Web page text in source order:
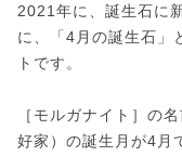
2021年に、誕生石に
に、「4月の誕生石」
トです。
［モルガナイト］の
好家）の誕生月が4月